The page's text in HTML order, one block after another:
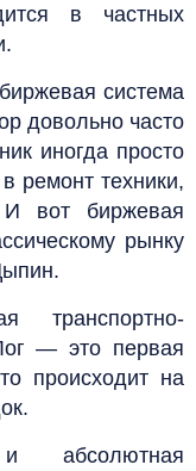
в частных
система
довольно часто
иногда просто
ремонт техники,
вот биржевая
рынку
— это первая
происходит на
абсолютная